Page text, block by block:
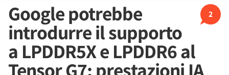
2
Google potrebbe
introdurre il supporto
a LPDDR5X e LPDDR6 al
Tensor G7: prestazioni IA